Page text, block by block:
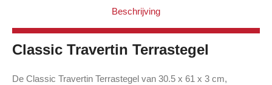
Beschrijving
Classic Travertin Terrastegel
De Classic Travertin Terrastegel van 30.5 x 61 x 3 cm,